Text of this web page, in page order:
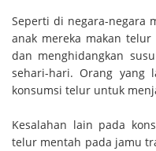
Seperti di negara-negara
anak mereka makan
dan menghidangkan
sehari-hari. Orang yang
konsumsi telur untuk
Kesalahan lain pada
telur mentah pada jamu